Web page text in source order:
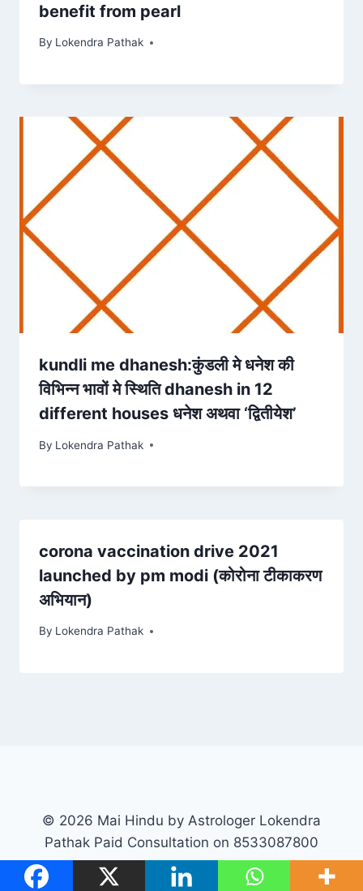
benefit from pearl
By Lokendra Pathak
kundli me dhanesh:कुंडली मे धनेश की
विभिन्न भावों मे स्थिति dhanesh in 12
different houses धनेश अथवा ‘द्वितीयेश’
By Lokendra Pathak
corona vaccination drive 2021
launched by pm modi (कोरोना टीकाकरण
अभियान)
By Lokendra Pathak
© 2026 Mai Hindu by Astrologer Lokendra
Pathak Paid Consultation on 8533087800